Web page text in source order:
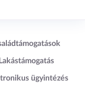
Lakástámogatás
ügyintézés